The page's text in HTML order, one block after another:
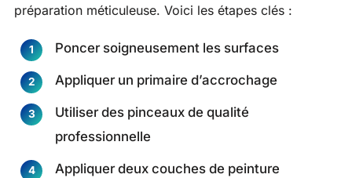
préparation méticuleuse. Voici les étapes clés :
Poncer soigneusement les surfaces
Appliquer un primaire d’accrochage
Utiliser des pinceaux de qualité
professionnelle
Appliquer deux couches de peinture